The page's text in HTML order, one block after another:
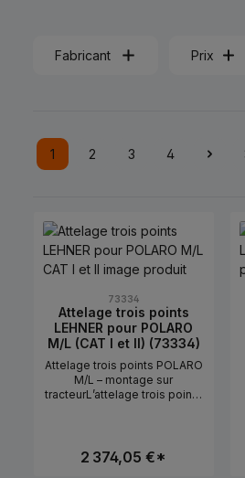
Fabricant Prix
Page
1
Page
2
Page
3
Page
4
73334
Attelage trois points
LEHNER pour POLARO
M/L (CAT I et II) (73334)
Attelage trois points POLARO
M/L – montage sur
tracteurL’attelage trois points
tracteur.Utilisation en
pratiquePour le montage
2 374,05 €*